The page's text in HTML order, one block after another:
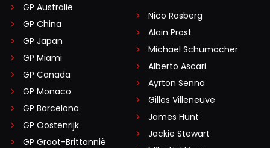
GP Australië
GP China
GP Japan
GP Miami
GP Canada
GP Monaco
GP Barcelona
GP Oostenrijk
GP Groot-Brittannië
Nico Rosberg
Alain Prost
Michael Schumacher
Alberto Ascari
Ayrton Senna
Gilles Villeneuve
James Hunt
Jackie Stewart